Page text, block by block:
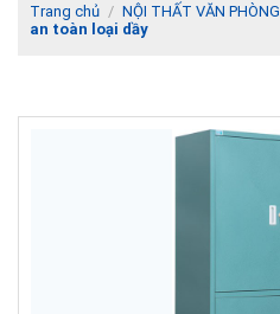
Trang chủ / NỘI THẤT VĂN PHÒNG
an toàn loại dầy